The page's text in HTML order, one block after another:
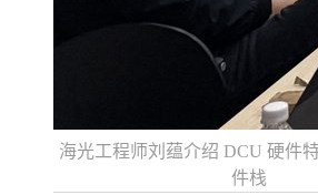
海光工程师刘蕴介绍 DCU 硬件
件栈